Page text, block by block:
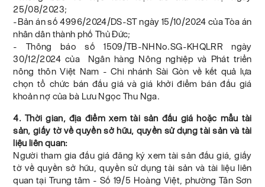
25/08/2023;
-Bản án số 4996/2024/DS-ST ngày 15/10/2024 của Tòa án
nhân dân thành phố Thủ Đức;
- Thông báo số 1509/TB-NHNo.SG-KHQLRR ngày
30/12/2024 của Ngân hàng Nông nghiệp và Phát triển
nông thôn Việt Nam - Chi nhánh Sài Gòn về kết quả lựa
chọn tổ chức bán đấu giá và giá khởi điểm bán đấu giá
khoản nợ của bà Lưu Ngọc Thu Nga.
4. Thời gian, địa điểm xem tài sản đấu giá hoặc mẫu tài
sản, giấy tờ về quyền sở hữu, quyền sử dụng tài sản và tài
liệu liên quan:
Người tham gia đấu giá đăng ký xem tài sản đấu giá, giấy
tờ về quyền sở hữu, quyền sử dụng tài sản và tài liệu liên
quan tại Trung tâm - Số 19/5 Hoàng Việt, phường Tân Sơn